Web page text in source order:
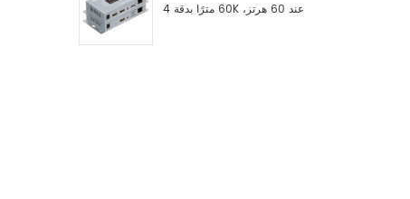
60 مترًا بدقة 4K عند 60 هرتز،